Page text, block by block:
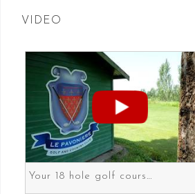
VIDEO
Your 18 hole golf course in Prato the gateway to Florence